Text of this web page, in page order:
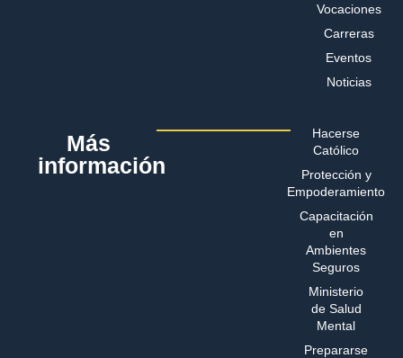
Vocaciones
Carreras
Eventos
Noticias
Más
información
Hacerse
Católico
Protección y
Empoderamiento
Capacitación
en
Ambientes
Seguros
Ministerio
de Salud
Mental
Prepararse